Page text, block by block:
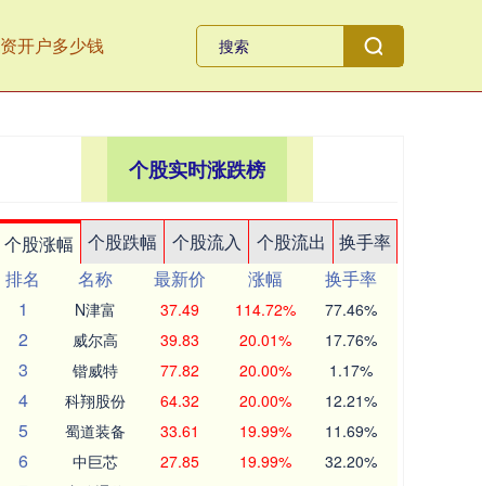
资开户多少钱
个股实时涨跌榜
个股涨幅 个股跌幅 个股流入 个股流出
换手率
排名
名称 最新价 涨幅
换手率
1
N津富 37.49 114.72% 77.46%
2 威尔高 39.83 20.01% 17.76%
3 锴威特 77.82 20.00% 1.17%
4 科翔股份 64.32 20.00% 12.21%
5 蜀道装备 33.61 19.99% 11.69%
6 中巨芯 27.85 19.99% 32.20%